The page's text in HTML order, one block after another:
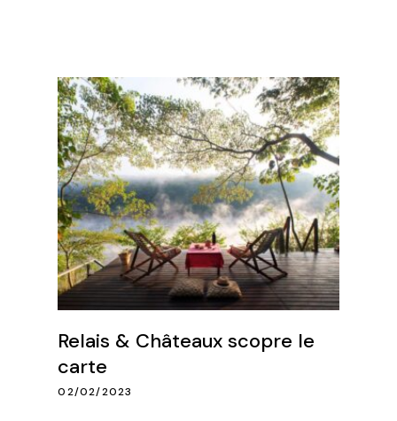
Relais & Châteaux scopre le
carte
02/02/2023